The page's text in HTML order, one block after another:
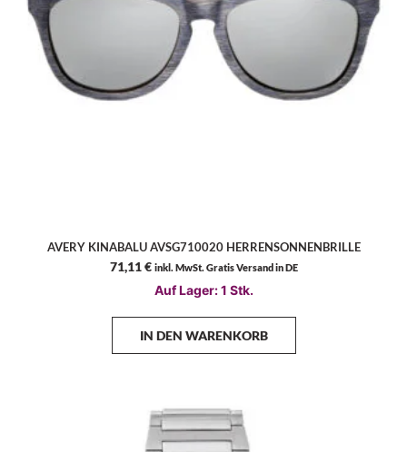
AVERY KINABALU AVSG710020 HERRENSONNENBRILLE
71,11€ inkl. MwSt. Gratis Versand in DE
Auf Lager: 1 Stk.
IN DEN WARENKORB